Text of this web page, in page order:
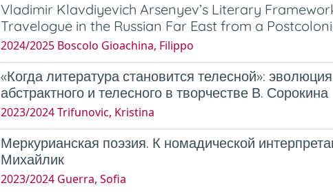
Vladimir Klavdiyevich Arsenyev’s Literary
Travelogue in the Russian Far East from a
2024/2025 Boscolo Gioachina, Filippo
«Когда литература становится телесной»:
абстрактного и телесного в творчестве В. Сорокина
2023/2024 Trifunovic, Kristina
Меркурианская поэзия. К номадической
Михайлик
2023/2024 Guerra, Sofia